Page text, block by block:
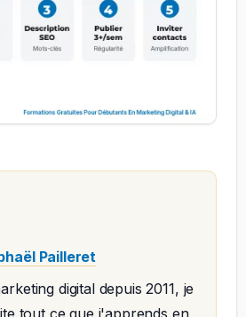
Pailleret
digital depuis 2011, je
tout ce que j'apprends en